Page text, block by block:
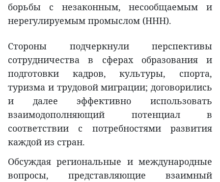
борьбы с незаконным, несообщаемым и
нерегулируемым промыслом (ННН).
Стороны подчеркнули перспективы
сотрудничества в сферах образования и
подготовки кадров, культуры, спорта,
туризма и трудовой миграции; договорились
и далее эффективно использовать
взаимодополняющий потенциал в
соответствии с потребностями развития
каждой из стран.
Обсуждая региональные и международные
вопросы, представляющие взаимный